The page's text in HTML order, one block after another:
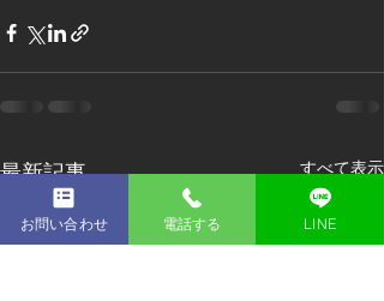
最新記事 すべて表示
お問い合わせ 電話する LINE